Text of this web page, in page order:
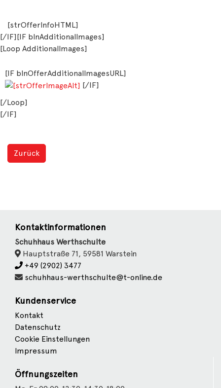
[strOfferInfoHTML]
[/IF][IF blnAdditionalImages]
[Loop AdditionalImages]
[IF blnOfferAdditionalImagesURL]
[/IF]
[/Loop]
[/IF]
Zurück
Kontaktinformationen
Schuhhaus Werthschulte
Hauptstraße 71, 59581 Warstein
+49 (2902) 3477
schuhhaus-werthschulte@t-online.de
Kundenservice
Kontakt
Datenschutz
Cookie Einstellungen
Impressum
Öffnungszeiten